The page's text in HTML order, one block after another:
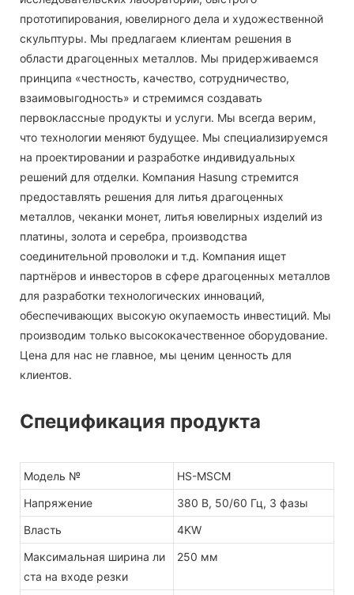
прототипирования, ювелирного дела и художественной
скульптуры. Мы предлагаем клиентам решения в
области драгоценных металлов. Мы придерживаемся
принципа «честность, качество, сотрудничество,
взаимовыгодность» и стремимся создавать
первоклассные продукты и услуги. Мы всегда верим,
что технологии меняют будущее. Мы специализируемся
на проектировании и разработке индивидуальных
решений для отделки. Компания Hasung стремится
предоставлять решения для литья драгоценных
металлов, чеканки монет, литья ювелирных изделий из
платины, золота и серебра, производства
соединительной проволоки и т.д. Компания ищет
партнёров и инвесторов в сфере драгоценных металлов
для разработки технологических инноваций,
обеспечивающих высокую окупаемость инвестиций. Мы
производим только высококачественное оборудование.
Цена для нас не главное, мы ценим ценность для
клиентов.
Спецификация продукта
Модель №
HS-MSCM
Напряжение
380 В, 50/60 Гц, 3 фазы
Власть
4KW
Максимальная ширина ли
ста на входе резки
250 мм